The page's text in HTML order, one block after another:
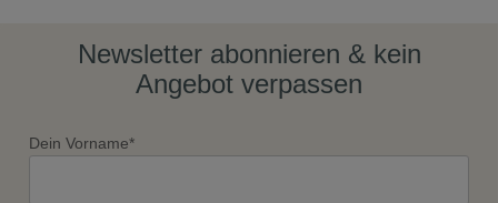
Newsletter abonnieren & kein
Angebot verpassen
Dein Vorname*